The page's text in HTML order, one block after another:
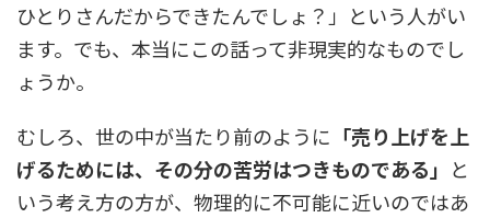
ひとりさんだからできたんでしょ？」という人がい
ます。でも、本当にこの話って非現実的なものでし
ょうか。
むしろ、世の中が当たり前のように 「売り上げを上
げるためには、その分の苦労はつきものである」 と
いう考え方の方が、物理的に不可能に近いのではあ